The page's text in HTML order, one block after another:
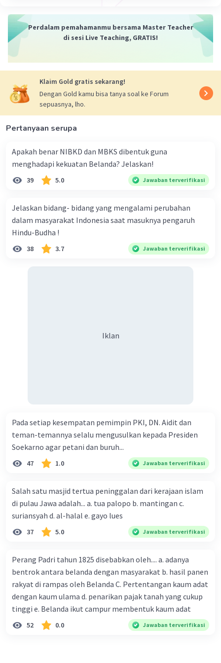
Perdalam pemahamanmu bersama Master Teacher
di sesi Live Teaching, GRATIS!
Klaim Gold gratis sekarang!
Dengan Gold kamu bisa tanya soal ke Forum
sepuasnya, lho.
Pertanyaan serupa
Apakah benar NIBKD dan MBKS dibentuk guna
menghadapi kekuatan Belanda? Jelaskan!
39 5.0 Jawaban terverifikasi
Jelaskan bidang- bidang yang mengalami perubahan
dalam masyarakat Indonesia saat masuknya pengaruh
Hindu-Budha !
38 3.7 Jawaban terverifikasi
Iklan
Pada setiap kesempatan pemimpin PKI, DN. Aidit dan
teman-temannya selalu mengusulkan kepada Presiden
Soekarno agar petani dan buruh...
47 1.0 Jawaban terverifikasi
Salah satu masjid tertua peninggalan dari kerajaan islam
di pulau Jawa adalah... a. tua palopo b. mantingan c.
suriansyah d. al-halal e. gayo lues
37 5.0 Jawaban terverifikasi
Perang Padri tahun 1825 disebabkan oleh.... a. adanya
bentrok antara belanda dengan masyarakat b. hasil panen
rakyat di rampas oleh Belanda C. Pertentangan kaum adat
dengan kaum ulama d. penarikan pajak tanah yang cukup
tinggi e. Belanda ikut campur membentuk kaum adat
52 0.0 Jawaban terverifikasi